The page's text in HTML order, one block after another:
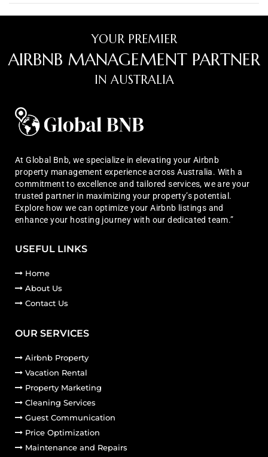
YOUR PREMIER
AIRBNB MANAGEMENT PARTNER
IN AUSTRALIA
At Global Bnb, we specialize in elevating your Airbnb
property management experience across Australia. With a
commitment to excellence and tailored services, we are your
trusted partner in maximizing your property’s potential.
Explore how we can optimize your Airbnb listings and
enhance your hosting journey with our dedicated team.”
USEFUL LINKS
Home
About Us
Contact Us
OUR SERVICES
Airbnb Property
Vacation Rental
Property Marketing
Cleaning Services
Guest Communication
Price Optimization
Maintenance and Repairs